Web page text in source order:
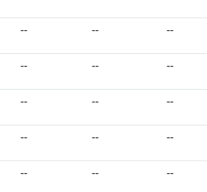
-- -- --
-- -- --
-- -- --
-- -- --
-- -- --